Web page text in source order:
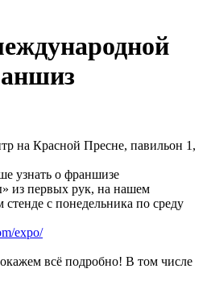
на Красной Пресне, павильон 1,
узнать о франшизе
из первых рук, на нашем
с понедельника по среду
expo/
всё подробно! В том числе